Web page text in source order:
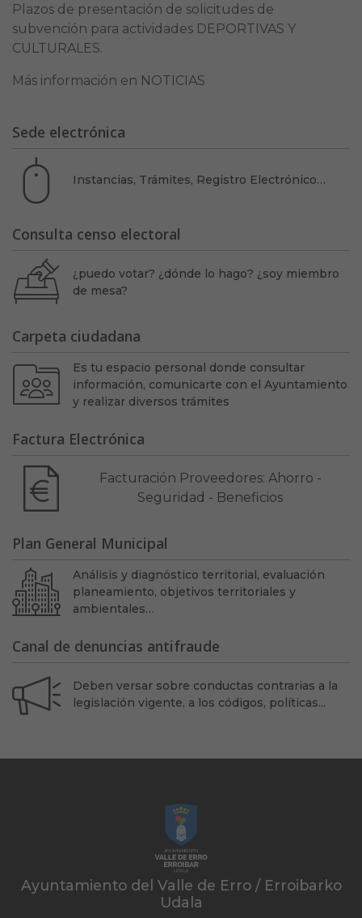
Plazos de presentación de solicitudes de
subvención para actividades DEPORTIVAS Y
CULTURALES.
Más información en NOTICIAS
Sede electrónica
Instancias, Trámites, Registro Electrónico…
Consulta censo electoral
¿puedo votar? ¿dónde lo hago? ¿soy miembro
de mesa?
Carpeta ciudadana
Es tu espacio personal donde consultar
información, comunicarte con el Ayuntamiento
y realizar diversos trámites
Factura Electrónica
Facturación Proveedores: Ahorro -
Seguridad - Beneficios
Plan General Municipal
Análisis y diagnóstico territorial, evaluación
planeamiento, objetivos territoriales y
ambientales…
Canal de denuncias antifraude
Deben versar sobre conductas contrarias a la
legislación vigente, a los códigos, políticas...
Ayuntamiento del Valle de Erro / Erroibarko
Udala